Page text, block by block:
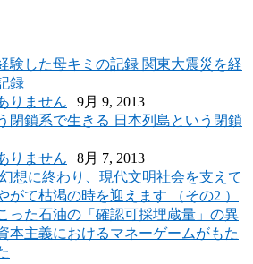
関東大震災を経
録
りません | 9月 9, 2013
日本列島という閉鎖
りません | 8月 7, 2013
想に終わり、現代文明社会を支えて
がて枯渇の時を迎えます （その2 ）
った石油の「確認可採埋蔵量」の異
本主義におけるマネーゲームがもた